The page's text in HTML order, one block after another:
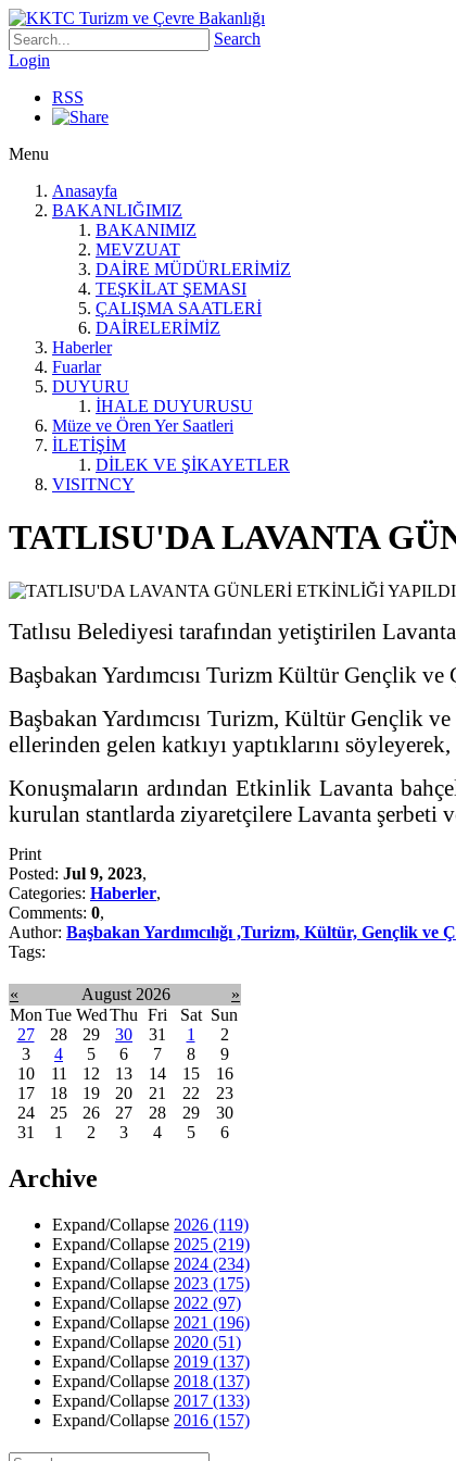
Search
Login
RSS
Menu
Anasayfa
BAKANLIĞIMIZ
BAKANIMIZ
MEVZUAT
DAİRE MÜDÜRLERİMİZ
TEŞKİLAT ŞEMASI
ÇALIŞMA SAATLERİ
DAİRELERİMİZ
Haberler
Fuarlar
DUYURU
İHALE DUYURUSU
Müze ve Ören Yer Saatleri
İLETİŞİM
DİLEK VE ŞİKAYETLER
VISITNCY
TATLISU'DA LAVANTA
Tatlısu Belediyesi tarafından yetiştirilen
Başbakan Yardımcısı Turizm Kültür Gençlik
Başbakan Yardımcısı Turizm, Kültür Gençlik
ellerinden gelen katkıyı yaptıklarını
Konuşmaların ardından Etkinlik Lavanta
kurulan stantlarda ziyaretçilere Lavanta şerbeti
Print
Posted: Jul 9, 2023,
Categories: Haberler,
Comments: 0,
Author: Başbakan Yardımcılığı ,Turizm, Kültür, Gençlik ve
Tags:
« August 2026
»
Mon Tue WedThu Fri Sat Sun
27
28 29 30 31 1
2
3
4 5 6 7 8
9
10
11 12 13 14 15
16
17
18 19 20 21 22
23
24
25 26 27 28 29
30
31
1 2 3 4 5 6
Archive
Expand/Collapse 2026 (119)
Expand/Collapse 2025 (219)
Expand/Collapse 2024 (234)
Expand/Collapse 2023 (175)
Expand/Collapse 2022 (97)
Expand/Collapse 2021 (196)
Expand/Collapse 2020 (51)
Expand/Collapse 2019 (137)
Expand/Collapse 2018 (137)
Expand/Collapse 2017 (133)
Expand/Collapse 2016 (157)